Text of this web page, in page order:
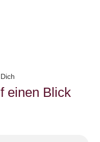
einen Blick